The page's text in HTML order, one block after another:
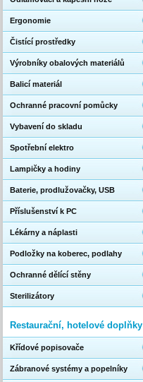
Ergonomie
Čistící prostředky
Výrobníky obalových materiálů
Balicí materiál
Ochranné pracovní pomůcky
Vybavení do skladu
Spotřební elektro
Lampičky a hodiny
Baterie, prodlužovačky, USB
Příslušenství k PC
Lékárny a náplasti
Podložky na koberec, podlahy
Ochranné dělící stěny
Sterilizátory
Restaurační, hotelové doplňky
Křídové popisovače
Zábranové systémy a popelníky